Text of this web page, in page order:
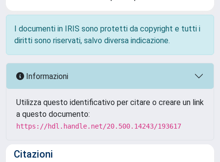
I documenti in IRIS sono protetti da copyright e tutti i
diritti sono riservati, salvo diversa indicazione.
Informazioni
Utilizza questo identificativo per citare o creare un link
a questo documento:
https://hdl.handle.net/20.500.14243/193617
Citazioni